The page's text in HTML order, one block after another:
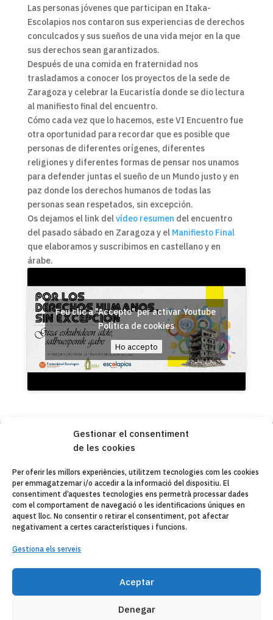
Gestionar el consentiment
de les cookies
Per oferir les millors experiències, utilitzem tecnologies com les cookies
per emmagatzemar i/o accedir a la informació del dispositiu. El
consentiment d’aquestes tecnologies ens permetrà processar dades
com el comportament de navegació o les identificacions úniques en
aquest lloc. No consentir o retirar el consentiment, pot afectar
negativament a certes característiques i funcions.
Gestiona els serveis
Aceptar
Denegar
Las personas jóvenes que participan en Itaka-
Escolapios nos contaron sus experiencias de derechos
conculcados y sus sueños de una vida mejor en la que
sus derechos sean garantizados.
Después de una comida en fraternidad nos
trasladamos a conocer los proyectos de la sede de
Zaragoza y celebrar la Eucaristía donde se dio lectura
al manifiesto final del encuentro.
Cómo cada vez que lo hacemos, este VI Encuentro fue
otra oportunidad para recordar que es posible que
personas de diferentes orígenes, diferentes
religiones y diferentes formas de pensar nos unamos
para defender juntas el sueño de un Mundo justo y en
paz donde los derechos humanos de todas las
personas sean respetados, sin excepción.
Os dejamos el link delvídeo resumen del encuentro
del pasado sábado en Zaragoza y el Manifiesto Final
que elaboramos y suscribimos en castellano y en
árabe.
Feu clic a "Accepto" per activar Youtube
Política de cookies
Ho accepto
Copyleft 2025Itaka-Escolapios
AVÍS LEGAL
POLÍTICA DE PRIVACITAT
ENTITATS COL·LABORADES
CORREU ELECTRÒNIC